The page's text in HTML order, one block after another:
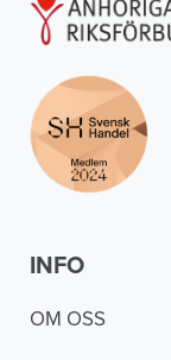
INFO
OM OSS